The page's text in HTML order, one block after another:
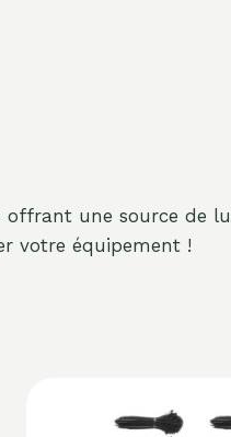
offrant une source de
votre équipement !